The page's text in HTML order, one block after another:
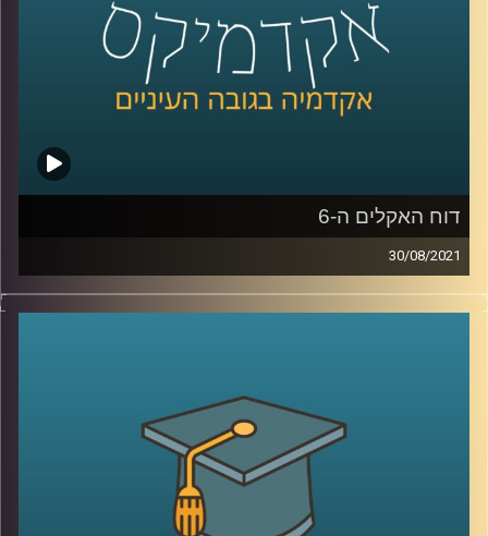
הקורונה והריחוק החברתי?
קרדיט תמונות:AudioVersity
דוח האקלים ה-6
30/08/2021
באוגוסט האחרון פרסם הפאנל הבינלממשתי את דו"ח האקלים
ה-6.
כמה השפעה בכלל תהיה לו, בהסתמך על ההשפעה של
הדוחות הקודמים לו?
פרופ' יואב יאיר, דיקן ביה"ס לקיימות חוקר אטמוספירה וחלל,
מגיע להסביר על כל נקודות אלה, ולהסביר מהן הפעולות שעל
ממשלת ישראל לנקוט כבר עכשיו בכדי לשנות את המציאות